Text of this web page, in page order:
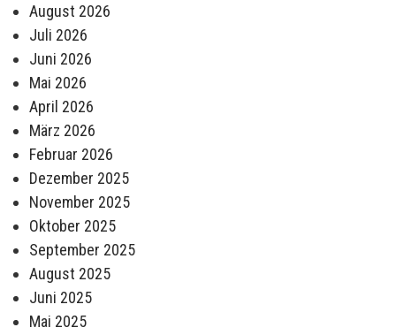
August 2026
Juli 2026
Juni 2026
Mai 2026
April 2026
März 2026
Februar 2026
Dezember 2025
November 2025
Oktober 2025
September 2025
August 2025
Juni 2025
Mai 2025